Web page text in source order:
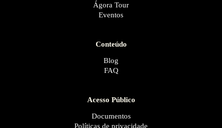
Ágora Tour
Eventos
Conteúdo
Blog
FAQ
Acesso Público
Documentos
Políticas de privacidade